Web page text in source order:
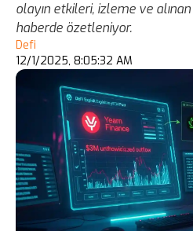
olayın etkileri, izleme ve
haberde özetleniyor.
Defi
12/1/2025, 8:05:32 AM